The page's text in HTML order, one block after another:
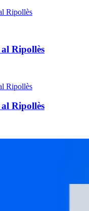
Ripollès
Ripollès